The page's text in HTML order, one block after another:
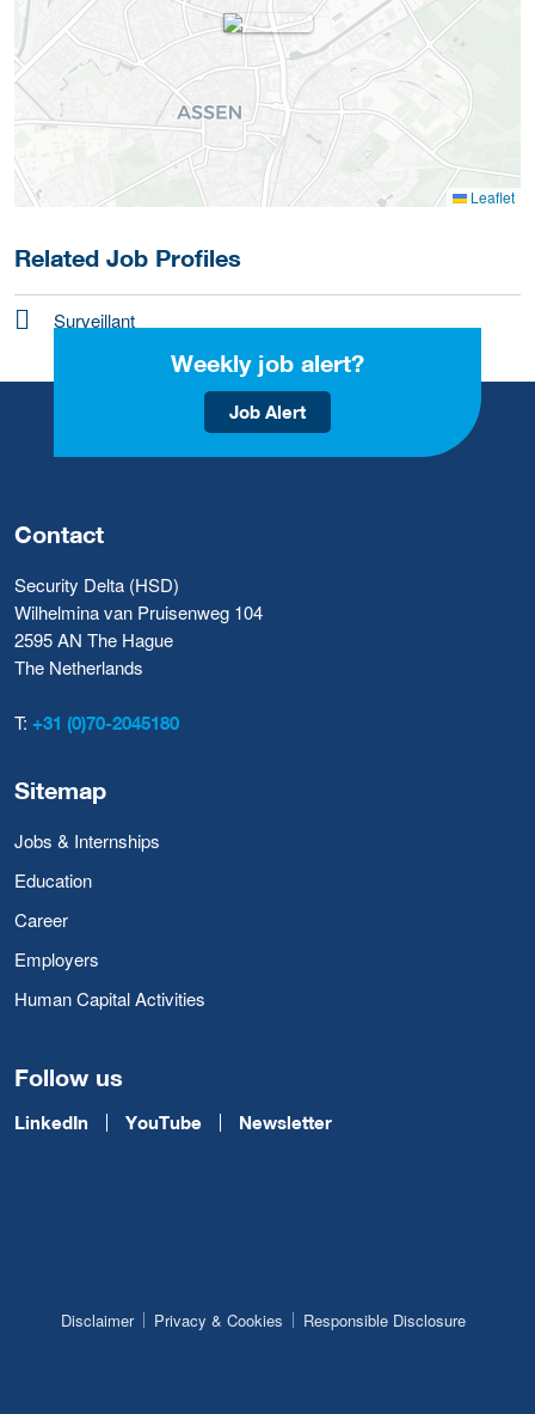
Leaflet
Related Job Profiles
Surveillant
Weekly job alert?
Job Alert
Contact
Security Delta (HSD)
Wilhelmina van Pruisenweg 104
2595 AN The Hague
The Netherlands
T: +31 (0)70-2045180
Sitemap
Jobs & Internships
Education
Career
Employers
Human Capital Activities
Follow us
LinkedIn YouTube Newsletter
Disclaimer Privacy & Cookies Responsible Disclosure